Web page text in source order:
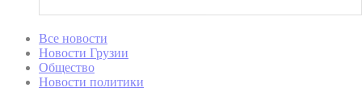
Все новости
Новости Грузии
Общество
Новости политики